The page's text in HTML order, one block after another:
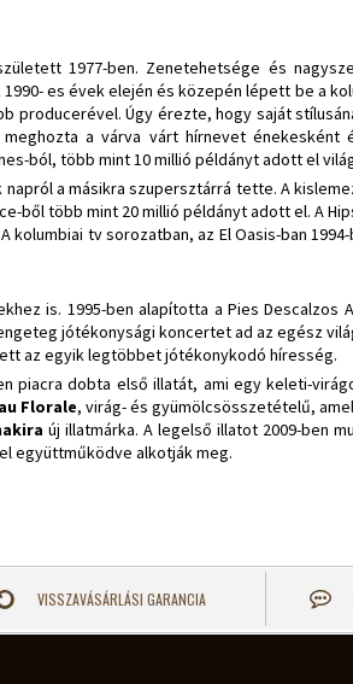
1977-ben. Zenetehetsége és
es évek elején és közepén lépett be a
producerével. Úgy érezte, hogy saját
a várva várt hírnevet énekesként
ból, több mint 10 millió példányt adott el
napról a másikra szupersztárrá tette. A
ből több mint 20 millió példányt adott el. A
tv sorozatban, az El Oasis-ban
is. 1995-ben alapította a Pies
jótékonysági koncertet ad az egész
az egyik legtöbbet jótékonykodó híresség.
piacra dobta első illatát, ami egy keleti-
Florale, virág- és gyümölcsösszetételű,
új illatmárka. A legelső illatot 2009-ben
együttműködve alkotják meg.
VISSZAVÁSÁRLÁSI GARANCIA